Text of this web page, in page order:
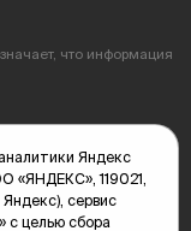
что информация
28А
Яндекс
«ЯНДЕКС», 119021,
сервис
с целью сбора